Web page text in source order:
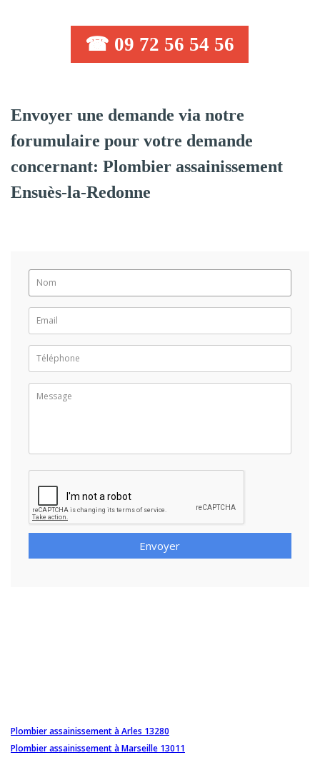
☎ 09 72 56 54 56
Envoyer une demande via notre
forumulaire pour votre demande
concernant: Plombier assainissement
Ensuès-la-Redonne
Envoyer
Plombier assainissement à Arles 13280
Plombier assainissement à Marseille 13011